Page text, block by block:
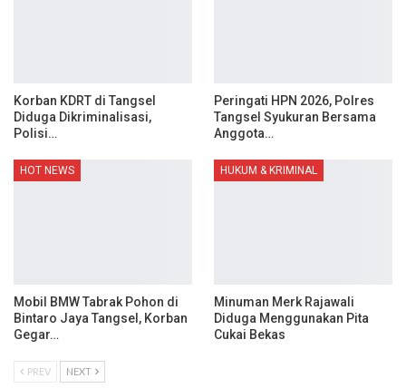
Korban KDRT di Tangsel
Diduga Dikriminalisasi,
Polisi…
Peringati HPN 2026, Polres
Tangsel Syukuran Bersama
Anggota…
HOT NEWS
Mobil BMW Tabrak Pohon di
Bintaro Jaya Tangsel, Korban
Gegar…
HUKUM & KRIMINAL
Minuman Merk Rajawali
Diduga Menggunakan Pita
Cukai Bekas
PREV NEXT